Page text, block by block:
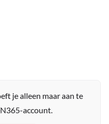
je alleen maar aan te
account.